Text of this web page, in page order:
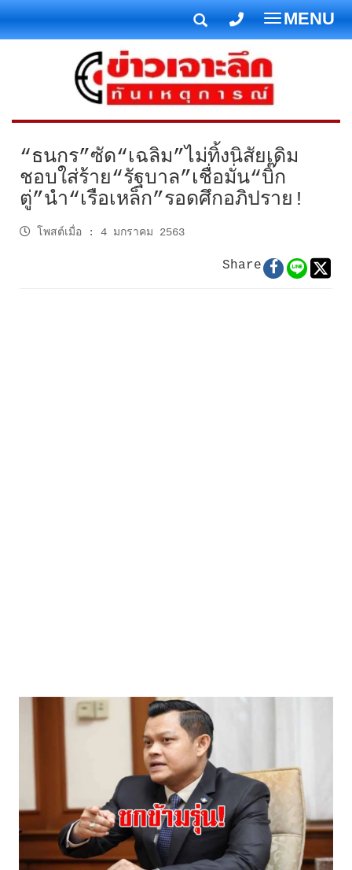
T
o
g
g
l
e
n
a
v
t
MENU
“ธนกร”ซัด“เฉลิม”ไม่ทิ้งนิสัยเดิม
ชอบใส่ร้าย“รัฐบาล”เชื่อมั่น“บิ๊ก
ตู่”นำ“เรือเหล็ก”รอดศึกอภิปราย!
โพสต์เมื่อ : 4 มกราคม 2563
Share